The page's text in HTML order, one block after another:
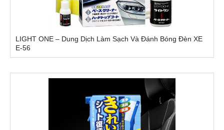
LIGHT ONE – Dung Dịch Làm Sạch Và Đánh Bóng Đèn XE
E-56